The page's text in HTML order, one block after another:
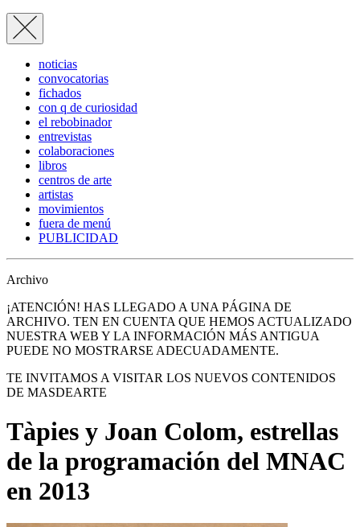
noticias
convocatorias
fichados
con q de curiosidad
el rebobinador
entrevistas
colaboraciones
libros
centros de arte
artistas
movimientos
fuera de menú
PUBLICIDAD
Archivo
¡ATENCIÓN! HAS LLEGADO A UNA PÁGINA DE
ARCHIVO. TEN EN CUENTA QUE HEMOS ACTUALIZADO
NUESTRA WEB Y LA INFORMACIÓN MÁS ANTIGUA
PUEDE NO MOSTRARSE ADECUADAMENTE.
TE INVITAMOS A VISITAR LOS NUEVOS CONTENIDOS
DE MASDEARTE
Tàpies y Joan Colom, estrellas
de la programación del MNAC
en 2013